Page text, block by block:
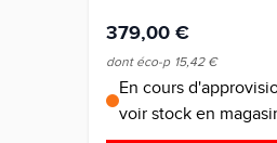
379,00 €
dont éco-p 15,42 €
En cours
voir stock en